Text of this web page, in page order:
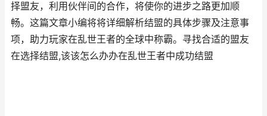
择盟友，利用伙伴间的合作，将使你的进步之路更加顺
畅。这篇文章小编将将详细解析结盟的具体步骤及注意事
项，助力玩家在乱世王者的全球中称霸。寻找合适的盟友
在选择结盟,该该怎么办办在乱世王者中成功结盟